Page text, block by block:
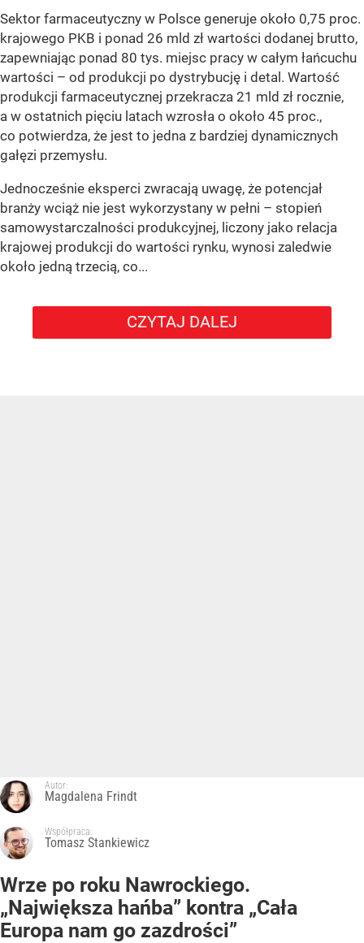
Sektor farmaceutyczny w Polsce generuje około 0,75 proc.
krajowego PKB i ponad 26 mld zł wartości dodanej brutto,
zapewniając ponad 80 tys. miejsc pracy w całym łańcuchu
wartości – od produkcji po dystrybucję i detal. Wartość
produkcji farmaceutycznej przekracza 21 mld zł rocznie,
a w ostatnich pięciu latach wzrosła o około 45 proc.,
co potwierdza, że jest to jedna z bardziej dynamicznych
gałęzi przemysłu.
Jednocześnie eksperci zwracają uwagę, że potencjał
branży wciąż nie jest wykorzystany w pełni – stopień
samowystarczalności produkcyjnej, liczony jako relacja
krajowej produkcji do wartości rynku, wynosi zaledwie
około jedną trzecią, co...
CZYTAJ DALEJ
Autor:
Magdalena Frindt
Współpraca:
Tomasz Stankiewicz
Wrze po roku Nawrockiego.
„Największa hańba” kontra „Cała
Europa nam go zazdrości”